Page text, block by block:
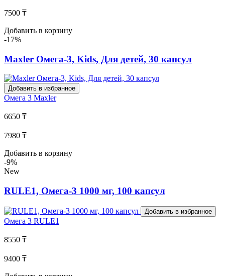
7500 ₸
Добавить в корзину
-17%
Maxler Омега-3, Kids, Для детей, 30 капсул
Добавить в избранное
Омега 3 Maxler
6650 ₸
7980 ₸
Добавить в корзину
-9%
New
RULE1, Омега-3 1000 мг, 100 капсул
Добавить в избранное
Омега 3 RULE1
8550 ₸
9400 ₸